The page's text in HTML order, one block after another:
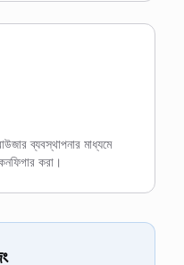
ব্যবস্থাপনার মাধ্যমে
করা।